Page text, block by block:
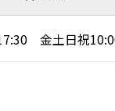
金土日祝